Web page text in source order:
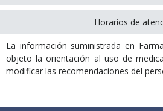
Horarios de
La información suministrada en
objeto la orientación al uso de
modificar las recomendaciones del